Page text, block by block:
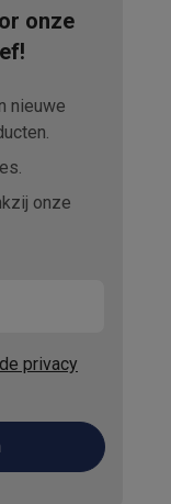
onze
nieuwe
onze
de privacy